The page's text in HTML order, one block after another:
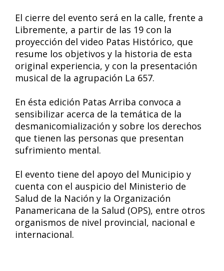
El cierre del evento será en la calle, frente a
Libremente, a partir de las 19 con la
proyección del video Patas Histórico, que
resume los objetivos y la historia de esta
original experiencia, y con la presentación
musical de la agrupación La 657.
En ésta edición Patas Arriba convoca a
sensibilizar acerca de la temática de la
desmanicomialización y sobre los derechos
que tienen las personas que presentan
sufrimiento mental.
El evento tiene del apoyo del Municipio y
cuenta con el auspicio del Ministerio de
Salud de la Nación y la Organización
Panamericana de la Salud (OPS), entre otros
organismos de nivel provincial, nacional e
internacional.